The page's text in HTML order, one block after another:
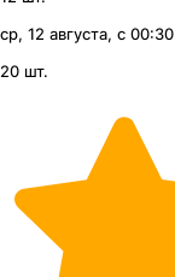
ср, 12 августа, с 00:30
20 шт.